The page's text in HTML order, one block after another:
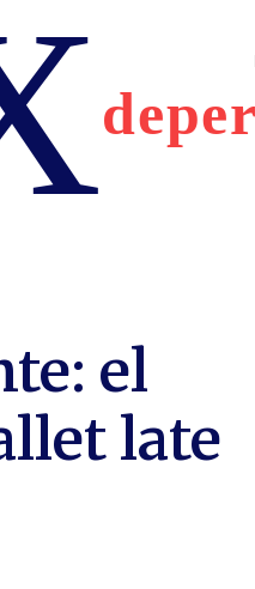
el
late